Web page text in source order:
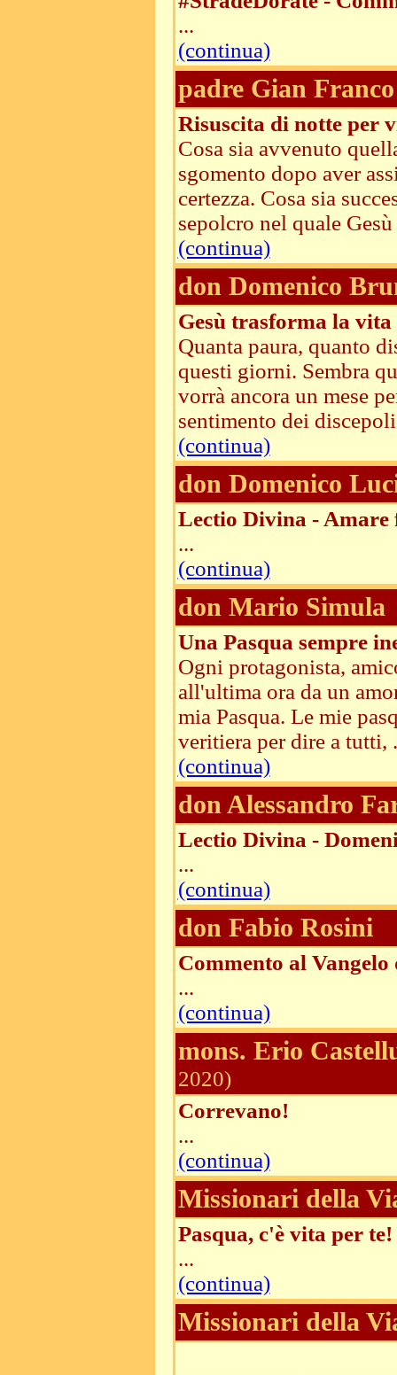
...
(continua)
padre Gian
Risuscita di notte per
Cosa sia avvenuto
sgomento dopo aver
certezza. Cosa sia
sepolcro nel quale Gesù
(continua)
don Domenico
Gesù trasforma la vita
Quanta paura, quanto
questi giorni. Sembra
vorrà ancora un mese
sentimento dei
(continua)
don Domenico
Lectio Divina - Amare
...
(continua)
don Mario Simula
Una Pasqua sempre
Ogni protagonista,
all'ultima ora da un
mia Pasqua. Le mie
veritiera per dire a tutti,
(continua)
don Alessandro
Lectio Divina -
...
(continua)
don Fabio Rosini
Commento al Vangelo
...
(continua)
mons. Erio
2020)
Correvano!
...
(continua)
Missionari della
Pasqua, c'è vita per te!
...
(continua)
Missionari della